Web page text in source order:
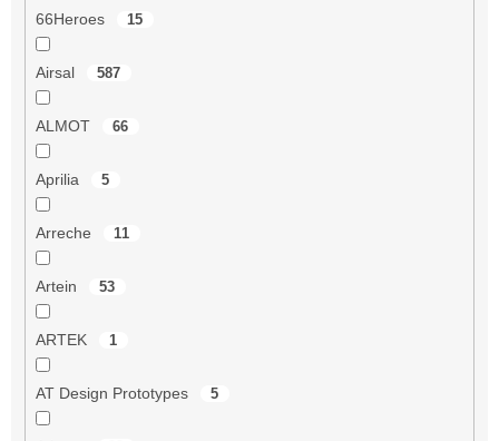
66Heroes 15
Airsal 587
ALMOT 66
Aprilia 5
Arreche 11
Artein 53
ARTEK 1
AT Design Prototypes 5